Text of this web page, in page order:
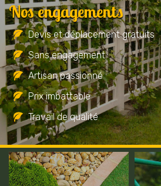
Nos engagements
Devis et déplacement gratuits
Sans engagement
Artisan passionné
Prix imbattable
Travail de qualité